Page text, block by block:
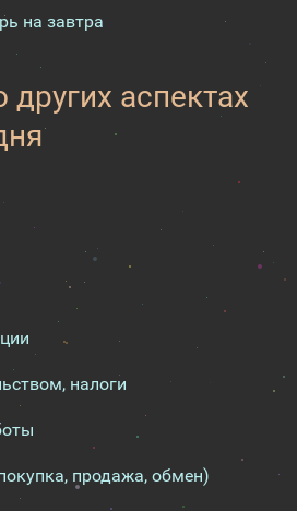
на завтра
аспектах
налоги
продажа, обмен)